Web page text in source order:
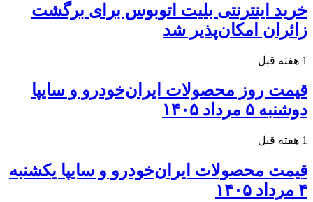
خرید اینترنتی بلیت اتوبوس برای برگشت
زائران امکان‌پذیر شد
1 هفته قبل
قیمت روز محصولات ایران‌خودرو و سایپا
دوشنبه ۵ مرداد ۱۴۰۵
1 هفته قبل
قیمت محصولات ایران‌خودرو و سایپا یکشنبه
۴ مرداد ۱۴۰۵